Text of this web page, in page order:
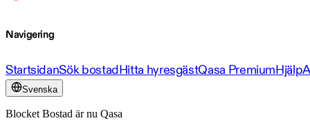
Navigering
StartsidanSök bostadHitta hyresgästQasa PremiumHjälp
Svenska
Blocket Bostad är nu Qasa